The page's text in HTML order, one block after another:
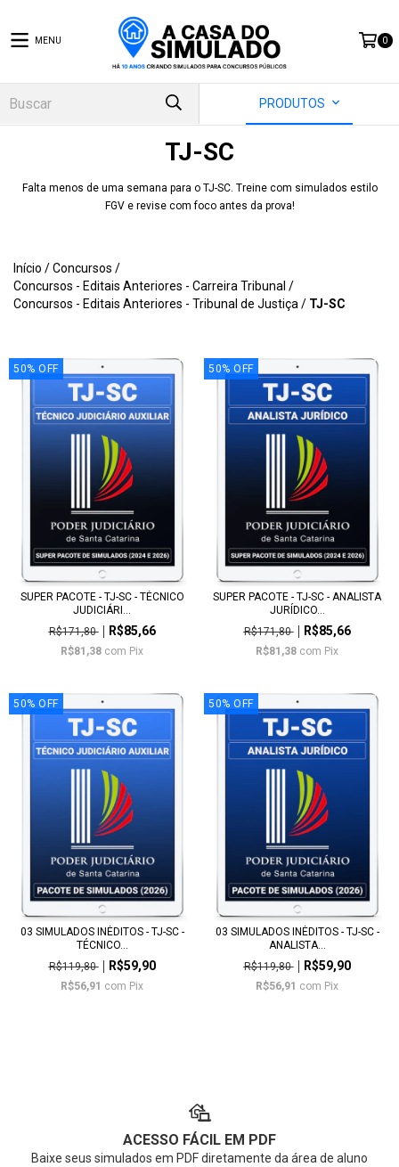
MENU 0
PRODUTOS
TJ-SC
Falta menos de uma semana para o TJ-SC. Treine com simulados estilo
FGV e revise com foco antes da prova!
Início /Concursos /
Concursos - Editais Anteriores - Carreira Tribunal /
Concursos - Editais Anteriores - Tribunal de Justiça / TJ-SC
50% OFF
SUPER PACOTE - TJ-SC - TÉCNICO
JUDICIÁRI...
R$171,80
R$85,66
R$81,38 com Pix
50% OFF
SUPER PACOTE - TJ-SC - ANALISTA
JURÍDICO...
R$171,80
R$85,66
R$81,38 com Pix
50% OFF
03 SIMULADOS INÉDITOS - TJ-SC -
TÉCNICO...
R$119,80
R$59,90
R$56,91 com Pix
50% OFF
03 SIMULADOS INÉDITOS - TJ-SC -
ANALISTA...
R$119,80
R$59,90
R$56,91 com Pix
ACESSO FÁCIL EM PDF
Baixe seus simulados em PDF diretamente da área de aluno